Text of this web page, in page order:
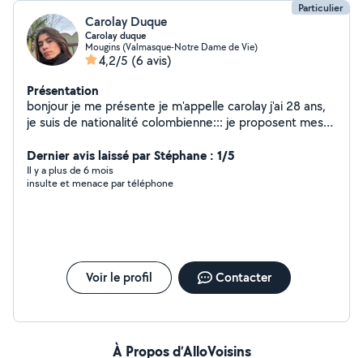
Particulier
Carolay Duque
Carolay duque
Mougins (Valmasque-Notre Dame de Vie)
4,2/5 (6 avis)
Présentation
bonjour je me présente je m'appelle carolay j'ai 28 ans,
je suis de nationalité colombienne::: je proposent mes
sérieuse motivée et discrète a l'entretien de votre
maison
Dernier avis laissé par Stéphane : 1/5
Il y a plus de 6 mois
insulte et menace par téléphone
Voir le profil Contacter
À Propos d’AlloVoisins